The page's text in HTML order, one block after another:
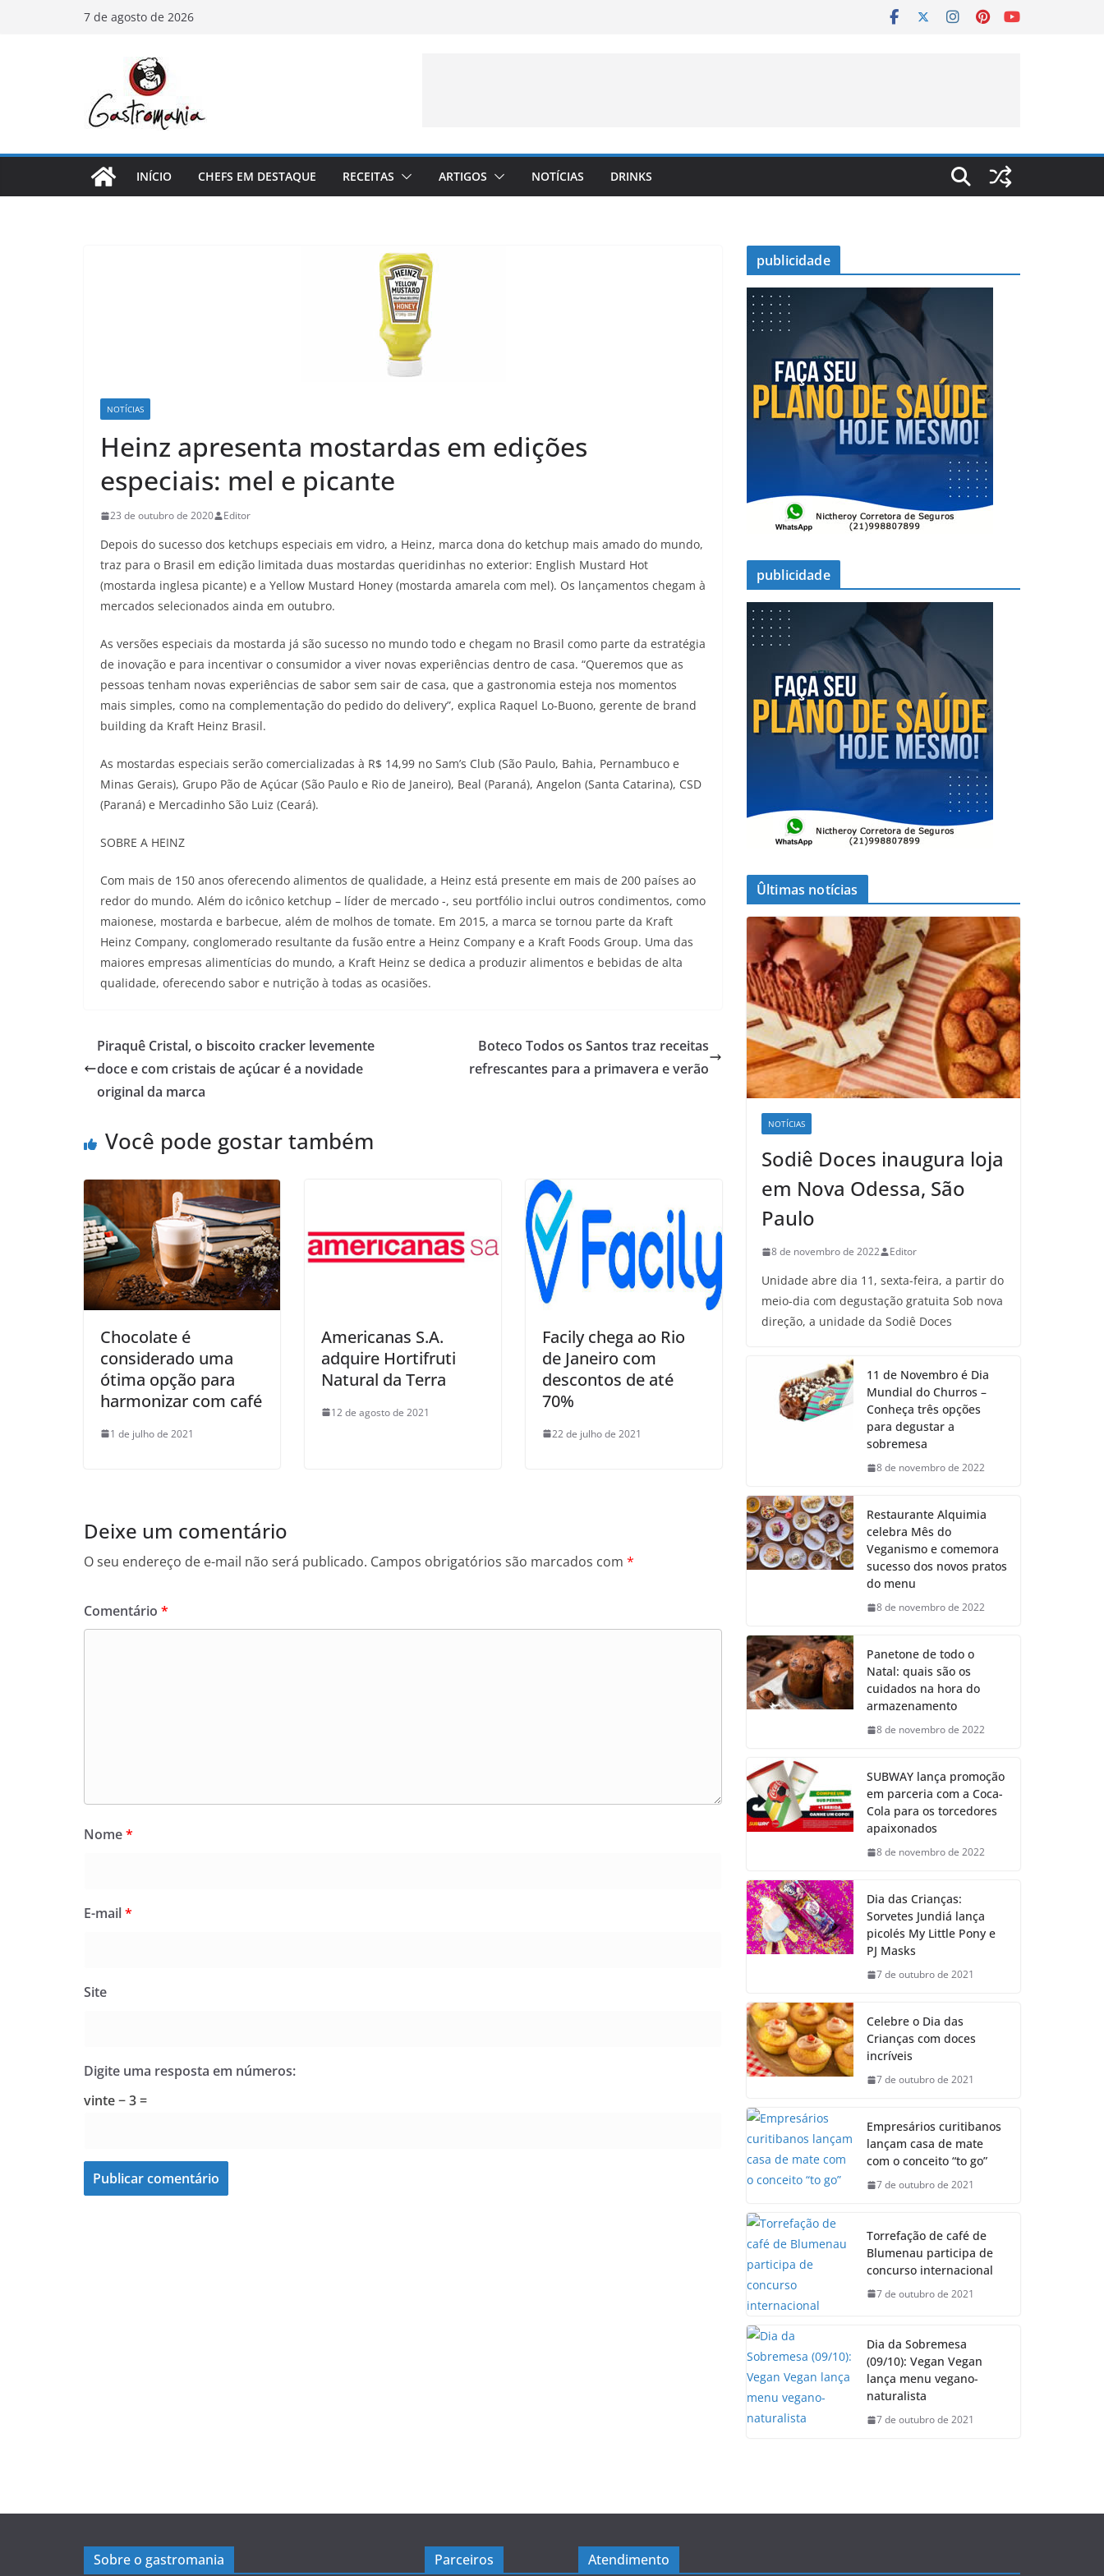
7 de agosto de 2026
INÍCIO CHEFS EM DESTAQUE RECEITAS ARTIGOS NOTÍCIAS DRINKS
NOTÍCIAS
Heinz apresenta mostardas em edições
especiais: mel e picante
23 de outubro de 2020 Editor
Depois do sucesso dos ketchups especiais em vidro, a Heinz, marca dona do ketchup mais amado do mundo,
traz para o Brasil em edição limitada duas mostardas queridinhas no exterior: English Mustard Hot
(mostarda inglesa picante) e a Yellow Mustard Honey (mostarda amarela com mel). Os lançamentos chegam à
mercados selecionados ainda em outubro.
As versões especiais da mostarda já são sucesso no mundo todo e chegam no Brasil como parte da estratégia
de inovação e para incentivar o consumidor a viver novas experiências dentro de casa. “Queremos que as
pessoas tenham novas experiências de sabor sem sair de casa, que a gastronomia esteja nos momentos
mais simples, como na complementação do pedido do delivery”, explica Raquel Lo-Buono, gerente de brand
building da Kraft Heinz Brasil.
As mostardas especiais serão comercializadas à R$ 14,99 no Sam’s Club (São Paulo, Bahia, Pernambuco e
Minas Gerais), Grupo Pão de Açúcar (São Paulo e Rio de Janeiro), Beal (Paraná), Angelon (Santa Catarina), CSD
(Paraná) e Mercadinho São Luiz (Ceará).
SOBRE A HEINZ
Com mais de 150 anos oferecendo alimentos de qualidade, a Heinz está presente em mais de 200 países ao
redor do mundo. Além do icônico ketchup – líder de mercado -, seu portfólio inclui outros condimentos, como
maionese, mostarda e barbecue, além de molhos de tomate. Em 2015, a marca se tornou parte da Kraft
Heinz Company, conglomerado resultante da fusão entre a Heinz Company e a Kraft Foods Group. Uma das
maiores empresas alimentícias do mundo, a Kraft Heinz se dedica a produzir alimentos e bebidas de alta
qualidade, oferecendo sabor e nutrição à todas as ocasiões.
Piraquê Cristal, o biscoito cracker levemente
doce e com cristais de açúcar é a novidade
original da marca
Boteco Todos os Santos traz receitas
refrescantes para a primavera e verão
Você pode gostar também
Chocolate é
considerado uma
ótima opção para
harmonizar com café
1 de julho de 2021
Americanas S.A.
adquire Hortifruti
Natural da Terra
12 de agosto de 2021
Facily chega ao Rio
de Janeiro com
descontos de até
70%
22 de julho de 2021
Deixe um comentário
O seu endereço de e-mail não será publicado. Campos obrigatórios são marcados com *
Comentário *
Nome*
E-mail*
Site
Digite uma resposta em números:
vinte − 3 =
publicidade
publicidade
Ûltimas notícias
NOTÍCIAS
Sodiê Doces inaugura loja
em Nova Odessa, São
Paulo
8 de novembro de 2022 Editor
Unidade abre dia 11, sexta-feira, a partir do
meio-dia com degustação gratuita Sob nova
direção, a unidade da Sodiê Doces
11 de Novembro é Dia
Mundial do Churros –
Conheça três opções
para degustar a
sobremesa
8 de novembro de 2022
Restaurante Alquimia
celebra Mês do
Veganismo e comemora
sucesso dos novos pratos
do menu
8 de novembro de 2022
Panetone de todo o
Natal: quais são os
cuidados na hora do
armazenamento
8 de novembro de 2022
SUBWAY lança promoção
em parceria com a Coca-
Cola para os torcedores
apaixonados
8 de novembro de 2022
Dia das Crianças:
Sorvetes Jundiá lança
picolés My Little Pony e
PJ Masks
7 de outubro de 2021
Celebre o Dia das
Crianças com doces
incríveis
7 de outubro de 2021
Empresários curitibanos
lançam casa de mate
com o conceito “to go”
7 de outubro de 2021
Torrefação de café de
Blumenau participa de
concurso internacional
7 de outubro de 2021
Dia da Sobremesa
(09/10): Vegan Vegan
lança menu vegano-
naturalista
7 de outubro de 2021
Sobre o gastromania Parceiros Atendimento